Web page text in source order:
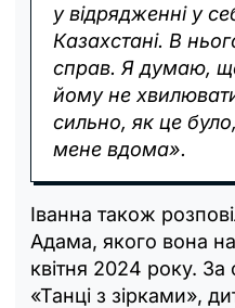
у відрядженні у
Казахстані. В
справ. Я думаю,
йому не
сильно, як це
мене вдома».
Іванна також
Адама, якого вона
квітня 2024 року.
«Танці з зірками»,